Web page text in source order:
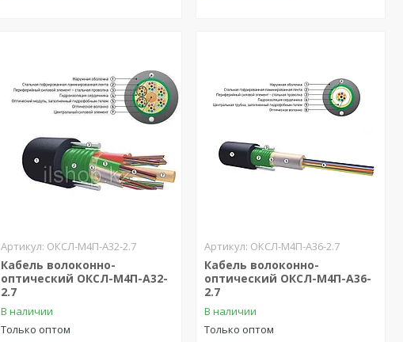
ОКСЛ-М4П-А32-2.7
Кабель волоконно-
оптический ОКСЛ-М4П-А32-
2.7
В наличии
Только оптом
ОКСЛ-М4П-А36-2.7
Кабель волоконно-
оптический ОКСЛ-М4П-А36-
2.7
В наличии
Только оптом